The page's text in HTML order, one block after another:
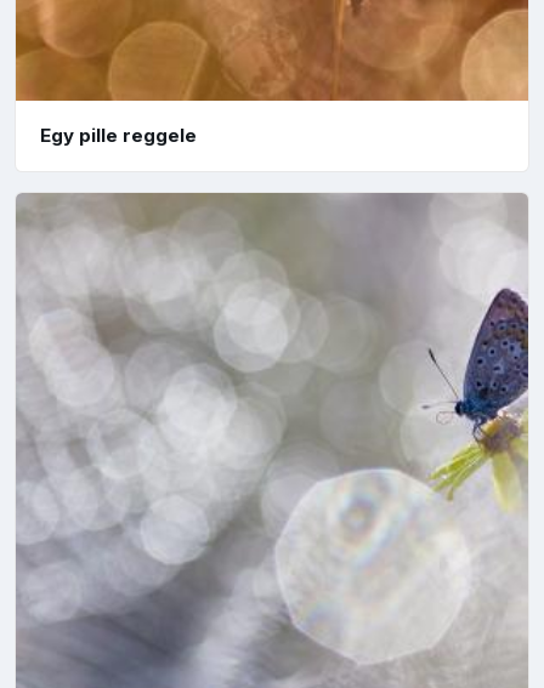
Egy pille reggele